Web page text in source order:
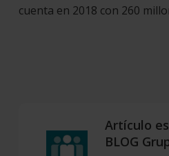
cuenta en 2018 con 260
Artículo
BLOG